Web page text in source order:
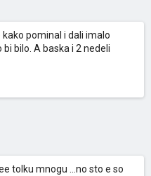
pominal i dali imalo
bilo. A baska i 2 nedeli
tolku mnogu ...no sto e so